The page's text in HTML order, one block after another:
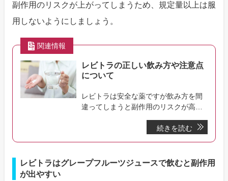
副作用のリスクが上がってしまうため、規定量以上は服
用しないようにしましょう。
関連情報
レビトラの正しい飲み方や注意点
について
レビトラは安全な薬ですが飲み方を間
違ってしまうと副作用のリスクが高ま
なってしまう事があります。このペー
ます。
続きを読む
レビトラはグレープフルーツジュースで飲むと副作用
が出やすい